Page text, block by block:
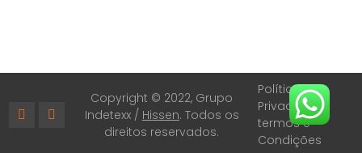
Copyright © 2022, Grupo
Indetexx / Hissen. Todos os
direitos reservados.
Política de
Privacidade
termos e
Condições